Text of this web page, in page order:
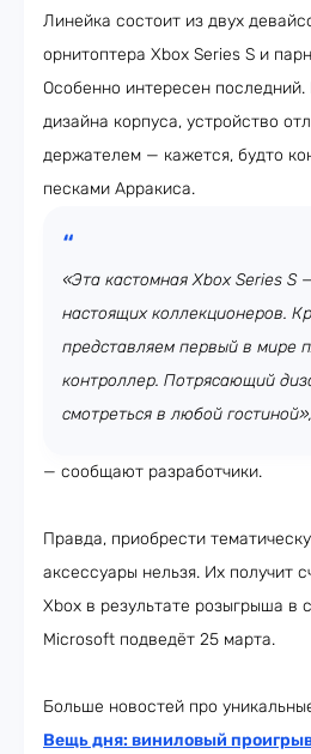
Линейка состоит из двух
орнитоптера Xbox Series S и
Особенно интересен последний.
дизайна корпуса, устройство
держателем — кажется, будто
песками Арракиса.
«Эта кастомная Xbox Series S
настоящих коллекционеров.
представляем первый в мире
контроллер. Потрясающий
смотреться в любой гостиной»,
— сообщают разработчики.
Правда, приобрести
аксессуары нельзя. Их получит
Xbox в результате розыгрыша в
Microsoft подведёт 25 марта.
Больше новостей про
Вещь дня: виниловый